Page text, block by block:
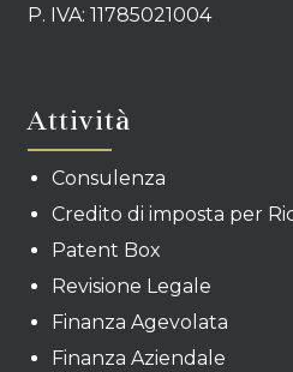
P. IVA: 11785021004
Attività
Consulenza
Credito di imposta per
Patent Box
Revisione Legale
Finanza Agevolata
Finanza Aziendale